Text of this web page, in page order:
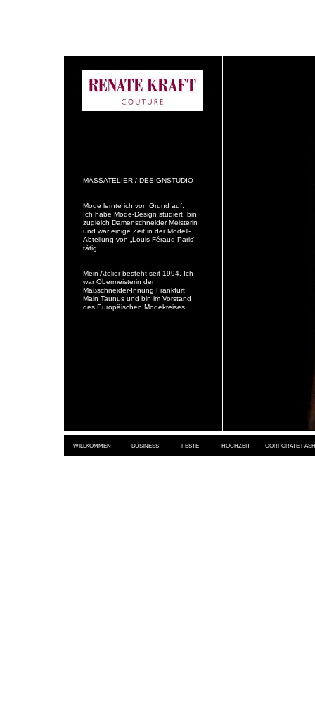
WILLKOMMEN CORPORATE
HOCHZEIT
FESTE
BUSINESS
MASSATELIER / DESIGNSTUDIO
Mode lernte ich von Grund auf.
Ich habe Mode-Design studiert, bin
zugleich Damenschneider Meisterin
und war einige Zeit in der Modell-
Abteilung von „Louis Féraud Paris“
tätig.
Mein Atelier besteht seit 1994. Ich
war Obermeisterin der
Maßschneider-Innung Frankfurt
Main Taunus und bin im Vorstand
des Europäischen Modekreises.